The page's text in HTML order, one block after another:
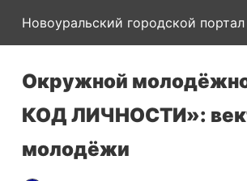
Новоуральский городской портал
Окружной
КОД ЛИЧНОСТИ»:
молодёжи